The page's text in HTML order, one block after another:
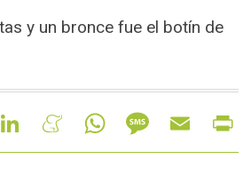
y un bronce fue el botín de
LinkedIn MeneameWhatsAppMessageEmail